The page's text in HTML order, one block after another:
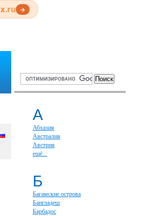
→
А
Абхазия
Австралия
Австрия
ещё...
Б
Багамские острова
Бангладеш
Барбадос